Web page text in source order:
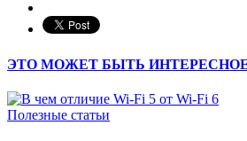
ЭТО МОЖЕТ БЫТЬ ИНТЕРЕСНО
Полезные статьи